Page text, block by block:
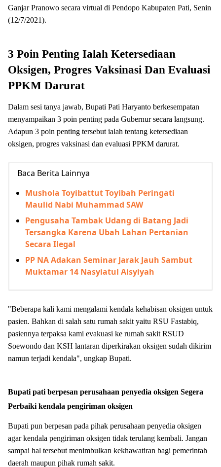
Ganjar Pranowo secara virtual di Pendopo Kabupaten Pati, Senin
(12/7/2021).
3 Poin Penting Ialah Ketersediaan
Oksigen, Progres Vaksinasi Dan Evaluasi
PPKM Darurat
Dalam sesi tanya jawab, Bupati Pati Haryanto berkesempatan
menyampaikan 3 poin penting pada Gubernur secara langsung.
Adapun 3 poin penting tersebut ialah tentang ketersediaan
oksigen, progres vaksinasi dan evaluasi PPKM darurat.
Baca Berita Lainnya
Mushola Toyibattut Toyibah Peringati
Maulid Nabi Muhammad SAW
Pengusaha Tambak Udang di Batang Jadi
Tersangka Karena Ubah Lahan Pertanian
Secara Ilegal
PP NA Adakan Seminar Jarak Jauh Sambut
Muktamar 14 Nasyiatul Aisyiyah
"Beberapa kali kami mengalami kendala kehabisan oksigen untuk
pasien. Bahkan di salah satu rumah sakit yaitu RSU Fastabiq,
pasiennya terpaksa kami evakuasi ke rumah sakit RSUD
Soewondo dan KSH lantaran diperkirakan oksigen sudah dikirim
namun terjadi kendala", ungkap Bupati.
Bupati pati berpesan perusahaan penyedia oksigen Segera
Perbaiki kendala pengiriman oksigen
Bupati pun berpesan pada pihak perusahaan penyedia oksigen
agar kendala pengiriman oksigen tidak terulang kembali. Jangan
sampai hal tersebut menimbulkan kekhawatiran bagi pemerintah
daerah maupun pihak rumah sakit.